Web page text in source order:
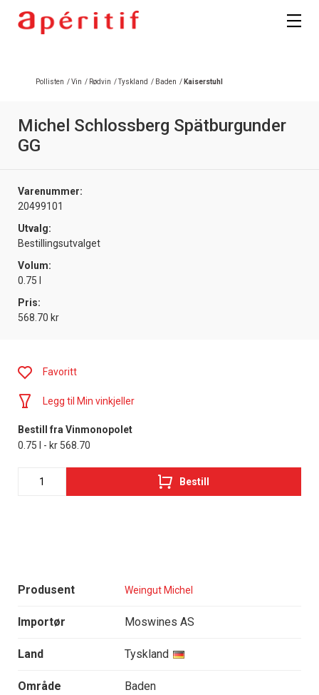
Pollisten /Vin / Rødvin /Tyskland / Baden / Kaiserstuhl
Michel Schlossberg Spätburgunder
GG
Varenummer:
20499101
Utvalg:
Bestillingsutvalget
Volum:
0.75 l
Pris:
568.70 kr
Produsent Weingut Michel
Importør Moswines AS
Land Tyskland
Område Baden
Favoritt
Legg til Min vinkjeller
Bestill fra Vinmonopolet
0.75 l - kr 568.70
Bestill